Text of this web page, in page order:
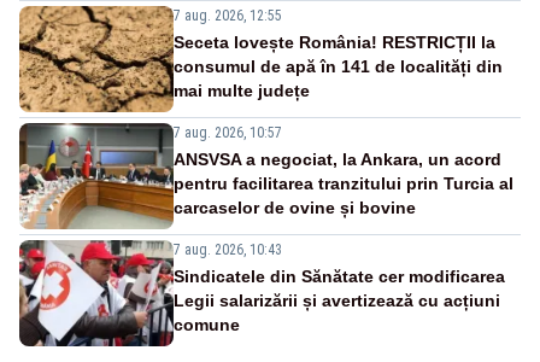
7 aug. 2026, 12:55
Seceta lovește România! RESTRICȚII la
consumul de apă în 141 de localități din
mai multe județe
7 aug. 2026, 10:57
ANSVSA a negociat, la Ankara, un acord
pentru facilitarea tranzitului prin Turcia al
carcaselor de ovine și bovine
7 aug. 2026, 10:43
Sindicatele din Sănătate cer modificarea
Legii salarizării și avertizează cu acțiuni
comune